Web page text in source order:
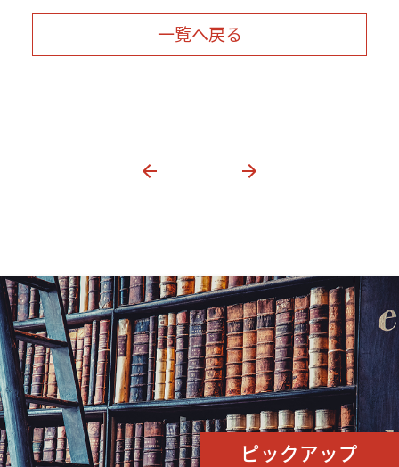
一覧へ戻る
ピックアップ